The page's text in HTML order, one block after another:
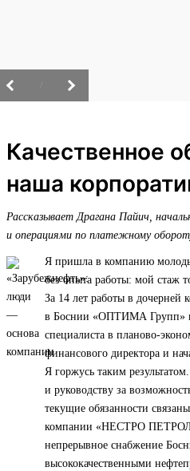
Качественное
наша
Рассказывает Драгана Пайич,
и операциями по платежному
Я пришла в компанию
без опыта работы: мой стаж
За 14 лет работы в дочерней
в Боснии «ОПТИМА Групп»
специалиста в планово-
финансового директора и
Я горжусь таким
и руководству за
текущие обязанности
компании «НЕСТРО
непрерывное снабжение
высококачественными